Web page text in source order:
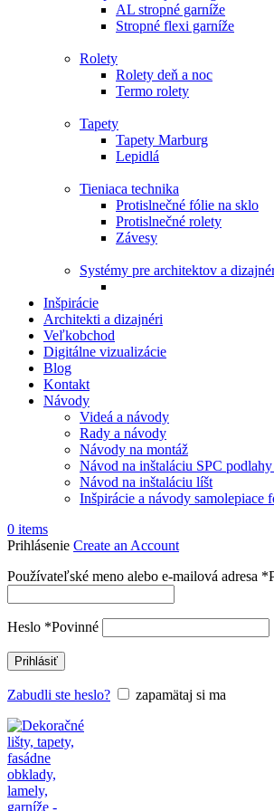
AL stropné garníže
Stropné flexi garníže
Rolety
Rolety deň a noc
Termo rolety
Tapety
Tapety Marburg
Lepidlá
Tieniaca technika
Protislnečné fólie na sklo
Protislnečné rolety
Závesy
Systémy pre architektov a
Inšpirácie
Architekti a dizajnéri
Veľkobchod
Digitálne vizualizácie
Blog
Kontakt
Návody
Videá a návody
Rady a návody
Návody na montáž
Návod na inštaláciu SPC
Návod na inštaláciu líšt
Inšpirácie a návody samolepiace
0 items
Prihlásenie Create an Account
Používateľské meno alebo e-mailová adresa *
Heslo *Povinné
Prihlásiť
Zabudli ste heslo? zapamätaj si ma